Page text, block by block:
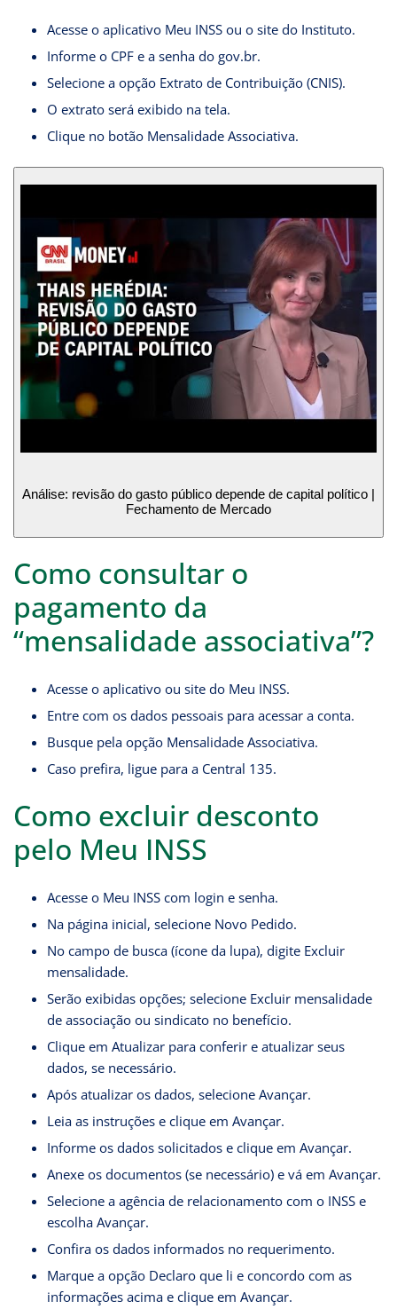
Acesse o aplicativo Meu INSS ou o site do Instituto.
Informe o CPF e a senha do gov.br.
Selecione a opção Extrato de Contribuição (CNIS).
O extrato será exibido na tela.
Clique no botão Mensalidade Associativa.
Análise: revisão do gasto público depende de capital político |
Fechamento de Mercado
Como consultar o
pagamento da
“mensalidade associativa”?
Acesse o aplicativo ou site do Meu INSS.
Entre com os dados pessoais para acessar a conta.
Busque pela opção Mensalidade Associativa.
Caso prefira, ligue para a Central 135.
Como excluir desconto
pelo Meu INSS
Acesse o Meu INSS com login e senha.
Na página inicial, selecione Novo Pedido.
No campo de busca (ícone da lupa), digite Excluir
mensalidade.
Serão exibidas opções; selecione Excluir mensalidade
de associação ou sindicato no benefício.
Clique em Atualizar para conferir e atualizar seus
dados, se necessário.
Após atualizar os dados, selecione Avançar.
Leia as instruções e clique em Avançar.
Informe os dados solicitados e clique em Avançar.
Anexe os documentos (se necessário) e vá em Avançar.
Selecione a agência de relacionamento com o INSS e
escolha Avançar.
Confira os dados informados no requerimento.
Marque a opção Declaro que li e concordo com as
informações acima e clique em Avançar.